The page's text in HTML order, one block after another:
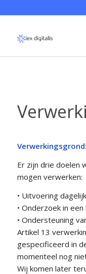
Er zijn drie doelen
mogen verwerken:
• Uitvoering
• Onderzoek in
• Ondersteuning
Artikel 13
gespecificeerd in
momenteel nog
Wij komen later